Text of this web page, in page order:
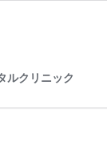
ルクリニック